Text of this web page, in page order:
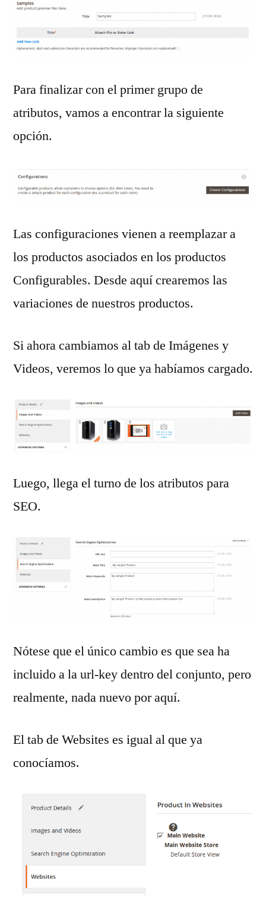
Para finalizar con el primer grupo de
atributos, vamos a encontrar la siguiente
opción.
Las configuraciones vienen a reemplazar a
los productos asociados en los productos
Configurables. Desde aquí crearemos las
variaciones de nuestros productos.
Si ahora cambiamos al tab de Imágenes y
Videos, veremos lo que ya habíamos cargado.
Luego, llega el turno de los atributos para
SEO.
Nótese que el único cambio es que sea ha
incluido a la url-key dentro del conjunto, pero
realmente, nada nuevo por aquí.
El tab de Websites es igual al que ya
conocíamos.